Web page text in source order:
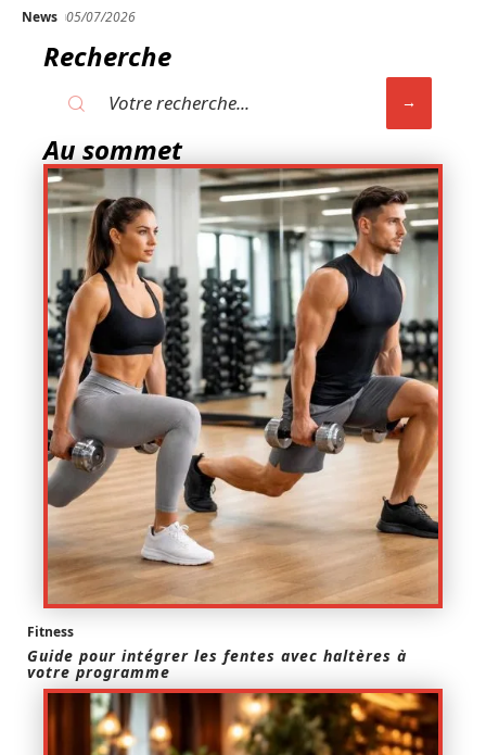
News 05/07/2026
Recherche
Au sommet
Fitness
Guide pour intégrer les fentes avec haltères à
votre programme